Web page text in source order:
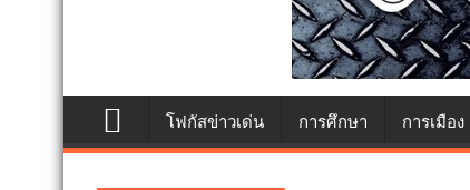
โฟกัสข่าวเด่น การศึกษา การเมือง